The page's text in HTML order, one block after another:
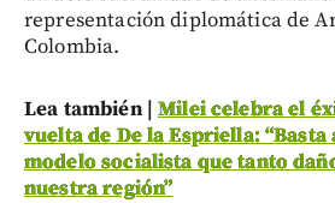
representación diplomática de
Colombia.
Lea también |Milei celebra el
vuelta de De la Espriella:
modelo socialista que tanto
nuestra región”